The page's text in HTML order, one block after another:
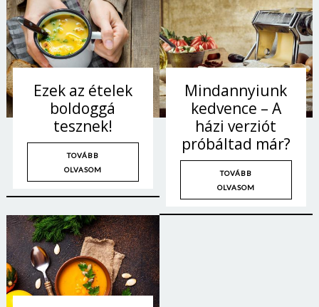
Ezek az ételek
boldoggá
tesznek!
TOVÁBB
OLVASOM
Mindannyiunk
kedvence – A
házi verziót
próbáltad már?
TOVÁBB
OLVASOM
Jelszó
Bejelentkezés